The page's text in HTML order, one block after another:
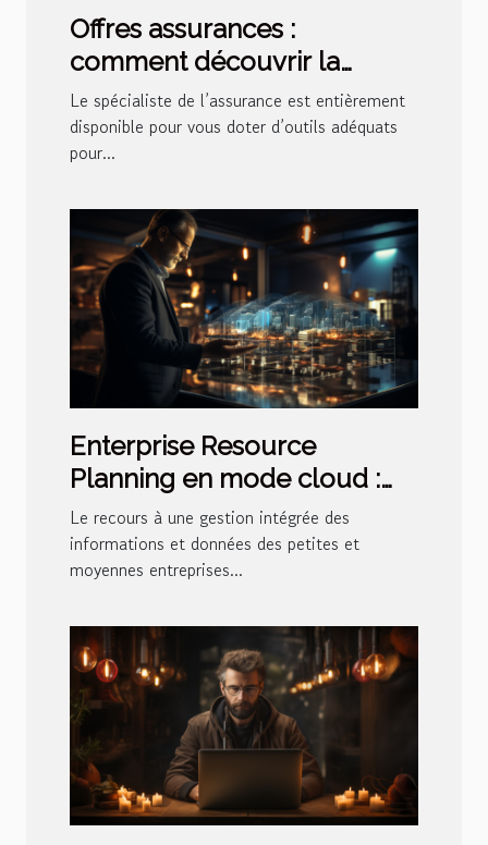
Offres assurances :
comment découvrir la
meilleure solution ?
Le spécialiste de l’assurance est entièrement
disponible pour vous doter d’outils adéquats
pour...
Enterprise Resource
Planning en mode cloud :
qu’est-ce que c’est ?
Le recours à une gestion intégrée des
informations et données des petites et
moyennes entreprises...